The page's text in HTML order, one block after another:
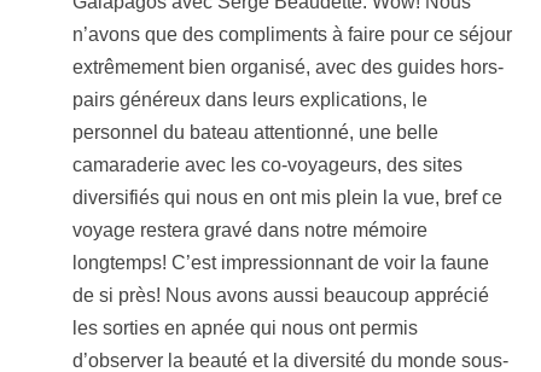
n’avons que des compliments à faire pour ce séjour
extrêmement bien organisé, avec des guides hors-
pairs généreux dans leurs explications, le
personnel du bateau attentionné, une belle
camaraderie avec les co-voyageurs, des sites
diversifiés qui nous en ont mis plein la vue, bref ce
voyage restera gravé dans notre mémoire
longtemps! C’est impressionnant de voir la faune
de si près! Nous avons aussi beaucoup apprécié
les sorties en apnée qui nous ont permis
d’observer la beauté et la diversité du monde sous-